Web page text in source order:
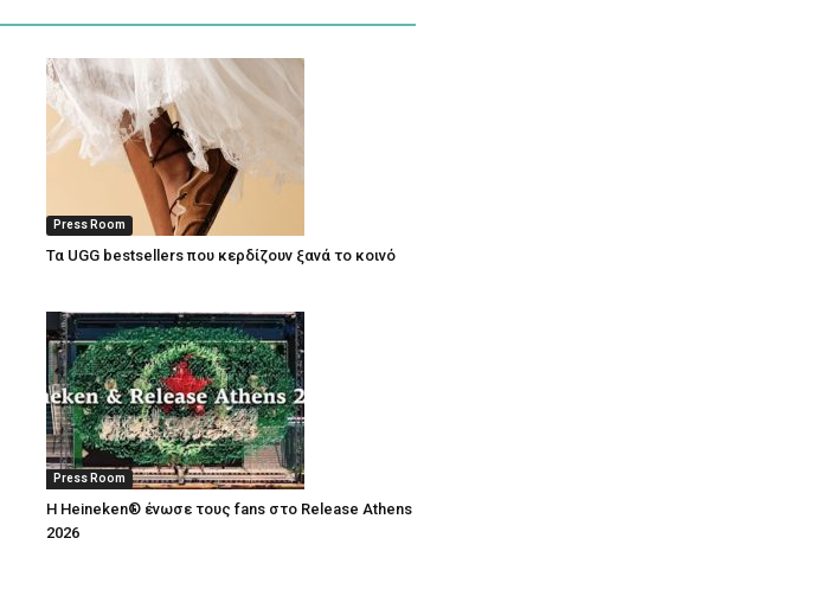
Press Room
Τα UGG bestsellers που κερδίζουν ξανά το κοινό
Press Room
Η Heineken® ένωσε τους fans στο Release Athens
2026